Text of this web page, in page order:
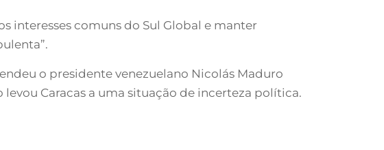
interesses comuns do Sul Global e manter
o presidente venezuelano Nicolás Maduro
Caracas a uma situação de incerteza política.